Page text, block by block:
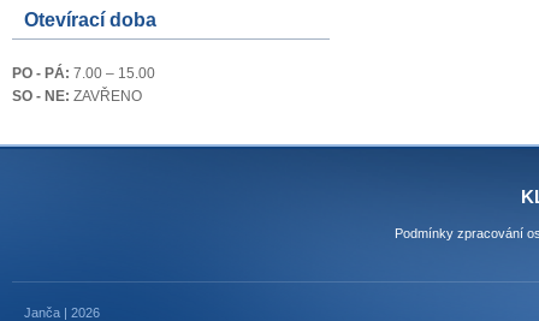
Otevírací doba
PO - PÁ: 7.00 – 15.00
SO - NE: ZAVŘENO
Podmínky zpracování
Janča | 2026